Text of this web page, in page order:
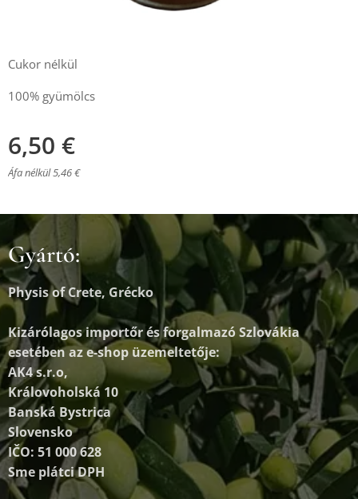
Cukor nélkül
100% gyümölcs
6,50 €
Áfa nélkül 5,46 €
Gyártó:
Physis of Crete, Grécko
Kizárólagos importőr és forgalmazóSzlovákia
esetében az e-shop üzemeltetője:
AK4 s.r.o,
Královoholská 10
Banská Bystrica
Slovensko
IČO: 51 000 628
Sme plátci DPH